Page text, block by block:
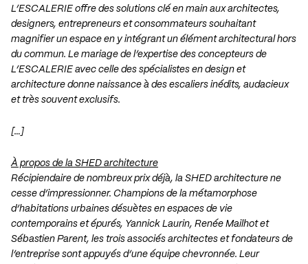
L’ESCALERIE offre des solutions clé en main aux architectes,
designers, entrepreneurs et consommateurs souhaitant
magnifier un espace en y intégrant un élément architectural hors
du commun. Le mariage de l’expertise des concepteurs de
L’ESCALERIE avec celle des spécialistes en design et
architecture donne naissance à des escaliers inédits, audacieux
et très souvent exclusifs.
[…]
À propos de la SHED architecture
Récipiendaire de nombreux prix déjà, la SHED architecture ne
cesse d’impressionner. Champions de la métamorphose
d’habitations urbaines désuètes en espaces de vie
contemporains et épurés, Yannick Laurin, Renée Mailhot et
Sébastien Parent, les trois associés architectes et fondateurs de
l’entreprise sont appuyés d’une équipe chevronnée. Leur